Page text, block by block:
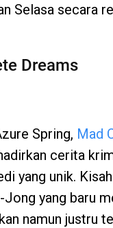
Selasa secara
Dreams
Spring, Mad
cerita
yang unik.
yang baru
namun justru